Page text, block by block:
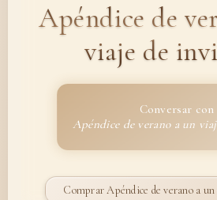
Apéndice de
viaje de
Conversar con
Apéndice de verano a un
Comprar Apéndice de verano a